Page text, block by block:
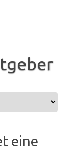
eine